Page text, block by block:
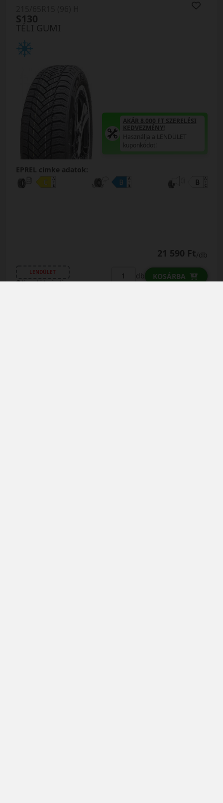
TÉLI GUMI
S130
AKÁR 8.000 FT SZERELÉSI
KEDVEZMÉNY!
Használja a LENDÜLET
kuponkódot!
EPREL cimke adatok:
21 590 Ft/db
LENDÜLET
Kuponkód másolása
db KOSÁRBA